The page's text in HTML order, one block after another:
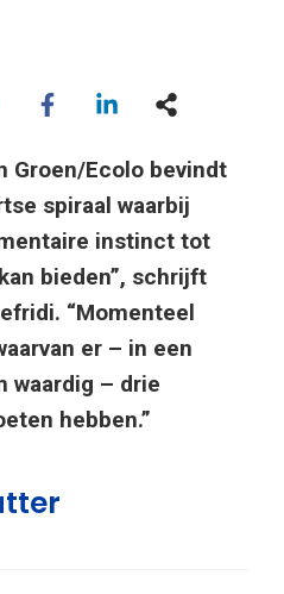
Groen/Ecolo bevindt
spiraal waarbij
instinct tot
bieden”, schrijft
“Momenteel
er – in een
waardig – drie
hebben.”